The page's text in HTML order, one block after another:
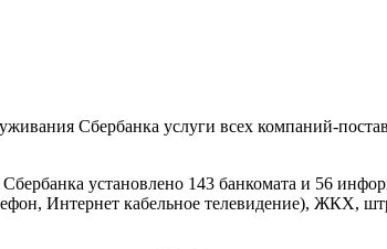
Сбербанка услуги всех компаний-
установлено 143 банкомата и 56
Интернет кабельное телевидение),